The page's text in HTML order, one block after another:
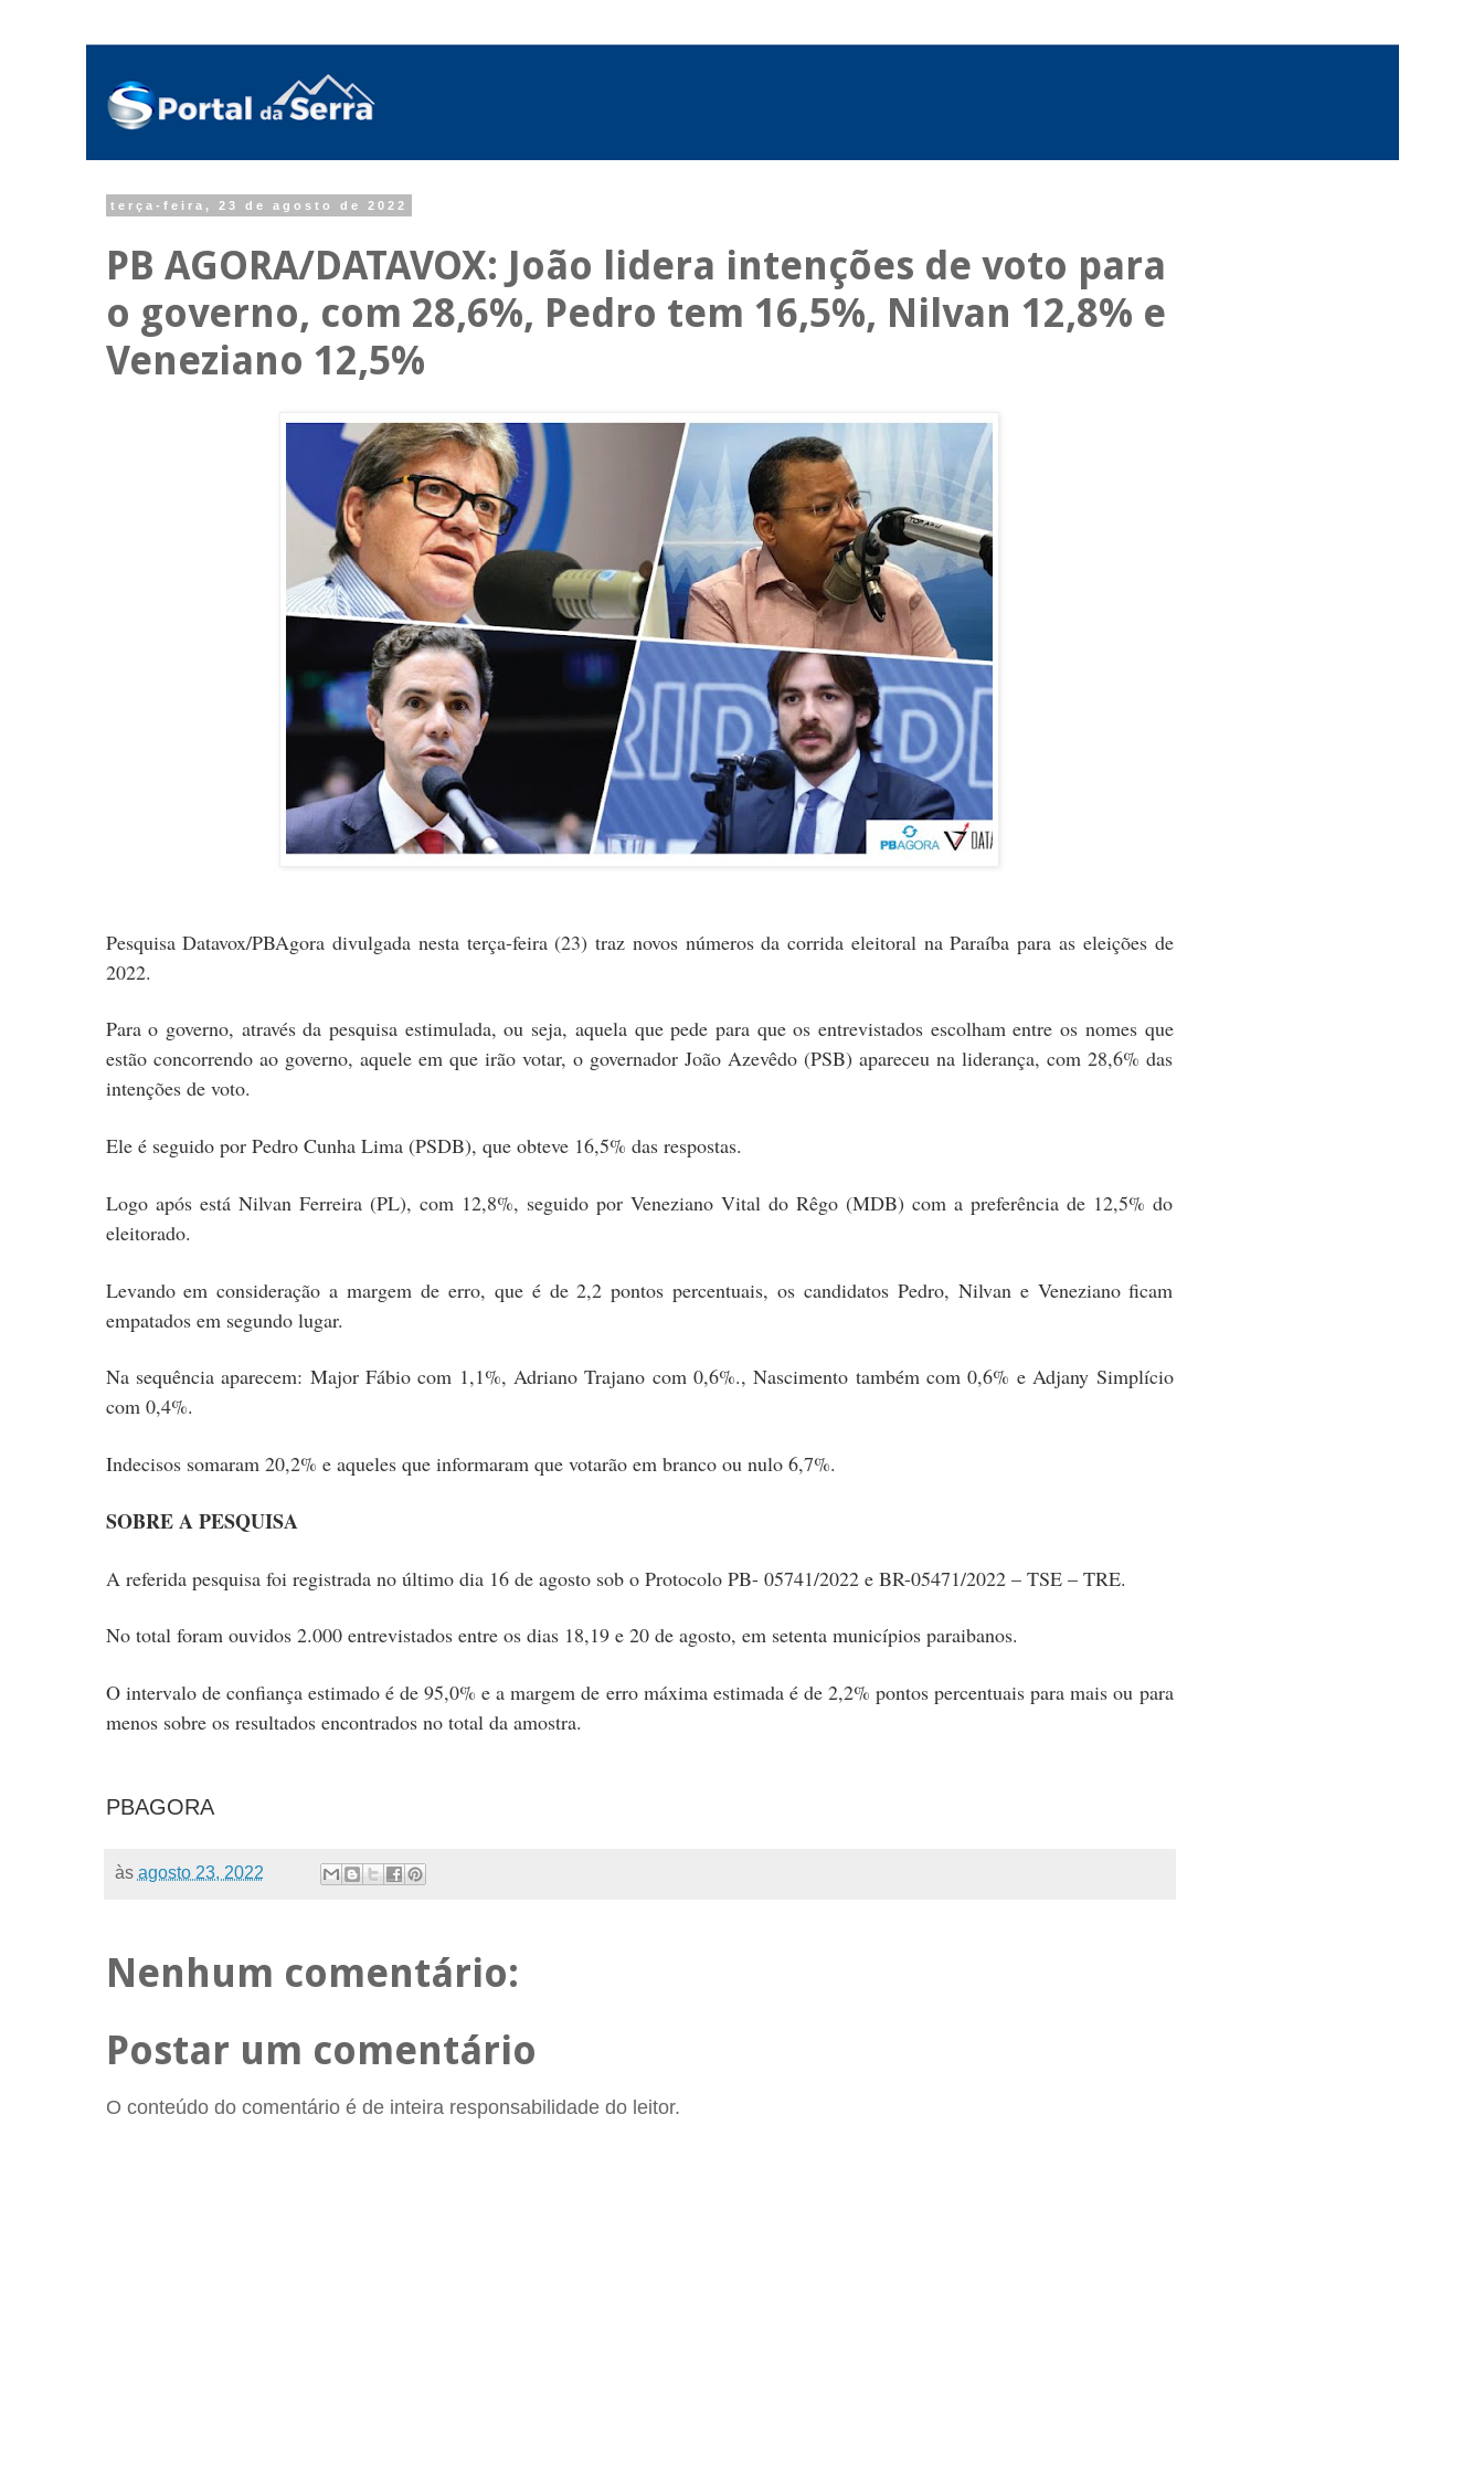
terça-feira, 23 de agosto de 2022
PB AGORA/DATAVOX: João lidera intenções de voto para
o governo, com 28,6%, Pedro tem 16,5%, Nilvan 12,8% e
Veneziano 12,5%
Pesquisa Datavox/PBAgora divulgada nesta terça-feira (23) traz novos números da corrida eleitoral na Paraíba para as eleições de
2022.
Para o governo, através da pesquisa estimulada, ou seja, aquela que pede para que os entrevistados escolham entre os nomes que
estão concorrendo ao governo, aquele em que irão votar, o governador João Azevêdo (PSB) apareceu na liderança, com 28,6% das
intenções de voto.
Ele é seguido por Pedro Cunha Lima (PSDB), que obteve 16,5% das respostas.
Logo após está Nilvan Ferreira (PL), com 12,8%, seguido por Veneziano Vital do Rêgo (MDB) com a preferência de 12,5% do
eleitorado.
Levando em consideração a margem de erro, que é de 2,2 pontos percentuais, os candidatos Pedro, Nilvan e Veneziano ficam
empatados em segundo lugar.
Na sequência aparecem: Major Fábio com 1,1%, Adriano Trajano com 0,6%., Nascimento também com 0,6% e Adjany Simplício
com 0,4%.
Indecisos somaram 20,2% e aqueles que informaram que votarão em branco ou nulo 6,7%.
SOBRE A PESQUISA
A referida pesquisa foi registrada no último dia 16 de agosto sob o Protocolo PB- 05741/2022 e BR-05471/2022 – TSE – TRE.
No total foram ouvidos 2.000 entrevistados entre os dias 18,19 e 20 de agosto, em setenta municípios paraibanos.
O intervalo de confiança estimado é de 95,0% e a margem de erro máxima estimada é de 2,2% pontos percentuais para mais ou para
menos sobre os resultados encontrados no total da amostra.
PBAGORA
às agosto 23, 2022
Nenhum comentário:
Postar um comentário
O conteúdo do comentário é de inteira responsabilidade do leitor.